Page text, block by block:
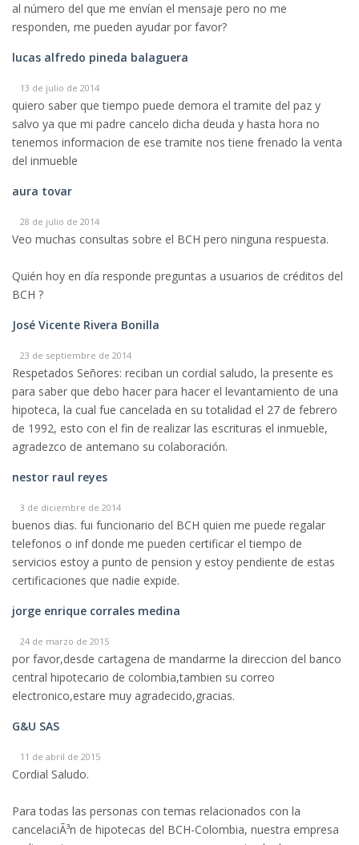
al número del que me envían el mensaje pero no me
responden, me pueden ayudar por favor?
lucas alfredo pineda balaguera
13 de julio de 2014
quiero saber que tiempo puede demora el tramite del paz y
salvo ya que mi padre cancelo dicha deuda y hasta hora no
tenemos informacion de ese tramite nos tiene frenado la venta
del inmueble
aura tovar
28 de julio de 2014
Veo muchas consultas sobre el BCH pero ninguna respuesta.
Quién hoy en día responde preguntas a usuarios de créditos del
BCH ?
José Vicente Rivera Bonilla
23 de septiembre de 2014
Respetados Señores: reciban un cordial saludo, la presente es
para saber que debo hacer para hacer el levantamiento de una
hipoteca, la cual fue cancelada en su totalidad el 27 de febrero
de 1992, esto con el fin de realizar las escrituras el inmueble,
agradezco de antemano su colaboración.
nestor raul reyes
3 de diciembre de 2014
buenos dias. fui funcionario del BCH quien me puede regalar
telefonos o inf donde me pueden certificar el tiempo de
servicios estoy a punto de pension y estoy pendiente de estas
certificaciones que nadie expide.
jorge enrique corrales medina
24 de marzo de 2015
por favor,desde cartagena de mandarme la direccion del banco
central hipotecario de colombia,tambien su correo
electronico,estare muy agradecido,gracias.
G&U SAS
11 de abril de 2015
Cordial Saludo.
Para todas las personas con temas relacionados con la
cancelaciÃ³n de hipotecas del BCH-Colombia, nuestra empresa